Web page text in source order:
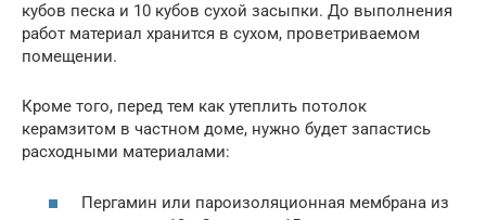
кубов песка и 10 кубов сухой засыпки. До выполнения
работ материал хранится в сухом, проветриваемом
помещении.
Кроме того, перед тем как утеплить потолок
керамзитом в частном доме, нужно будет запастись
расходными материалами:
Пергамин или пароизоляционная мембрана из